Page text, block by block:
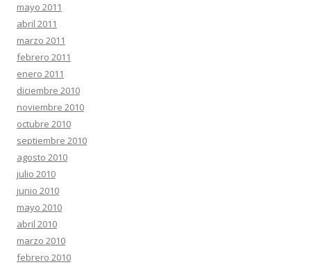
mayo 2011
abril 2011
marzo 2011
febrero 2011
enero 2011
diciembre 2010
noviembre 2010
octubre 2010
septiembre 2010
agosto 2010
julio 2010
junio 2010
mayo 2010
abril 2010
marzo 2010
febrero 2010